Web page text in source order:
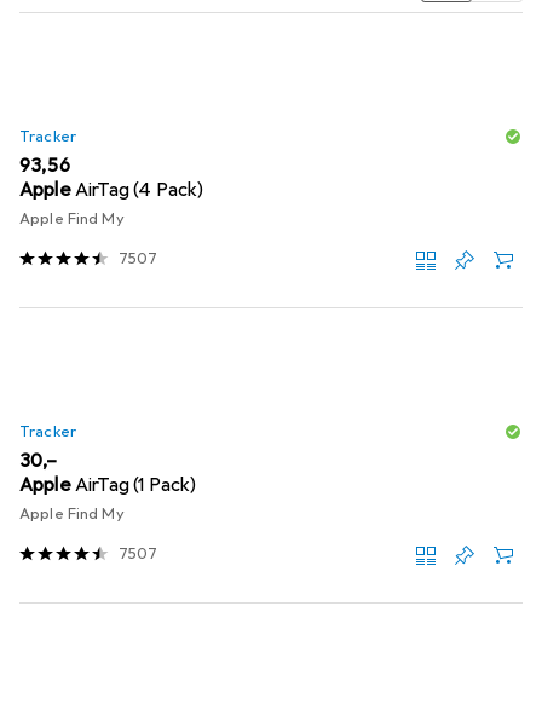
Tracker
EUR
93,56
AppleAirTag (4 Pack)
Apple Find My
7507
Tracker
EUR
30,–
AppleAirTag (1 Pack)
Apple Find My
7507